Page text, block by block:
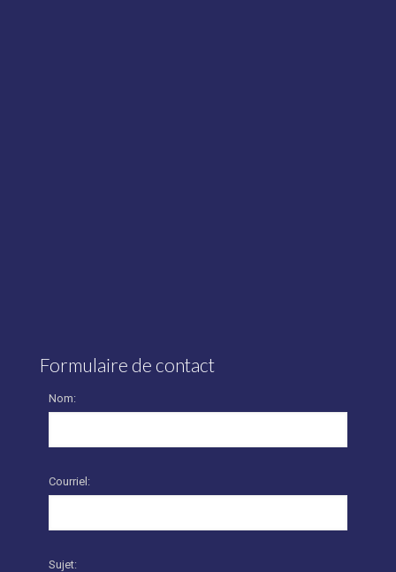
Formulaire de contact
Nom:
Courriel:
Sujet: